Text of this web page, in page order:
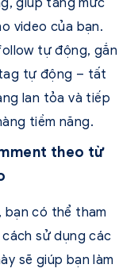
video của bạn.
tự động, gắn
tự động – tất
lan tỏa và tiếp
tiềm năng.
theo từ
bạn có thể tham
sử dụng các
sẽ giúp bạn làm